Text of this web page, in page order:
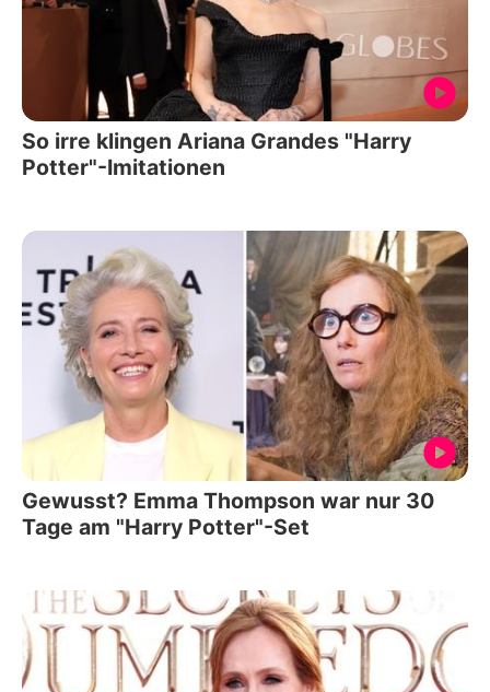
So irre klingen Ariana Grandes "Harry
Potter"-Imitationen
Gewusst? Emma Thompson war nur 30
Tage am "Harry Potter"-Set